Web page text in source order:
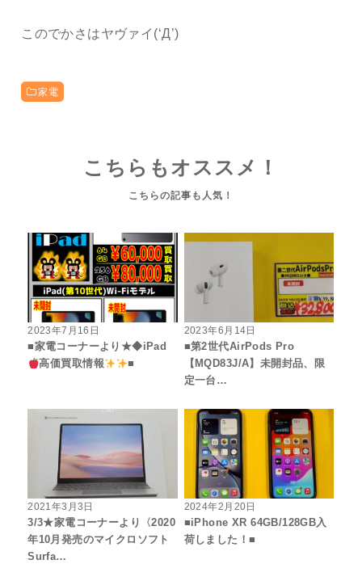
このでかさはヤヴァイ(‘Д’)
家電
こちらもオススメ！
2023年7月16日
■家電コーナーより★◆iPad
高価買取情報
■
2023年6月14日
■第2世代AirPods Pro
【MQD83J/A】未開封品、限
定一台…
2021年3月3日
3/3★家電コーナーより〈2020
年10月発売のマイクロソフト
Surfa…
2024年2月20日
■iPhone XR 64GB/128GB入
荷しました！■